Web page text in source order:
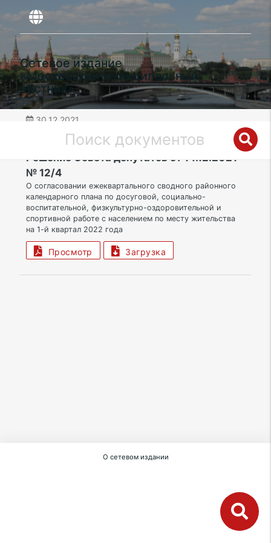
Сетевое издание
«Московский муниципальный
вестник»
30.12.2021
СВАО | Муниципальный округ Бибирево
Решение Совета депутатов от 14.12.2021
№ 12/4
О согласовании ежеквартального сводного районного
календарного плана по досуговой, социально-
воспитательной, физкультурно-оздоровительной и
спортивной работе с населением по месту жительства
на 1-й квартал 2022 года
Просмотр Загрузка
О сетевом издании